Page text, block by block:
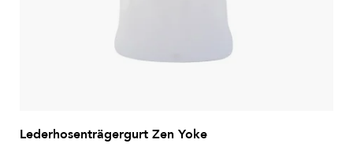
Lederhosenträgergurt Zen Yoke